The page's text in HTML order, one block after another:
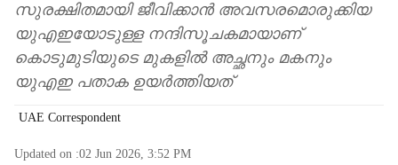
സുരക്ഷിതമായി ജീവിക്കാൻ അവസരമൊരുക്കിയ
യുഎഇയോടുള്ള നന്ദിസൂചകമായാണ്
കൊടുമുടിയുടെ മുകളിൽ അച്ഛനും മകനും
യുഎഇ പതാക ഉയർത്തിയത്
UAE Correspondent
Updated on :02 Jun 2026, 3:52 PM